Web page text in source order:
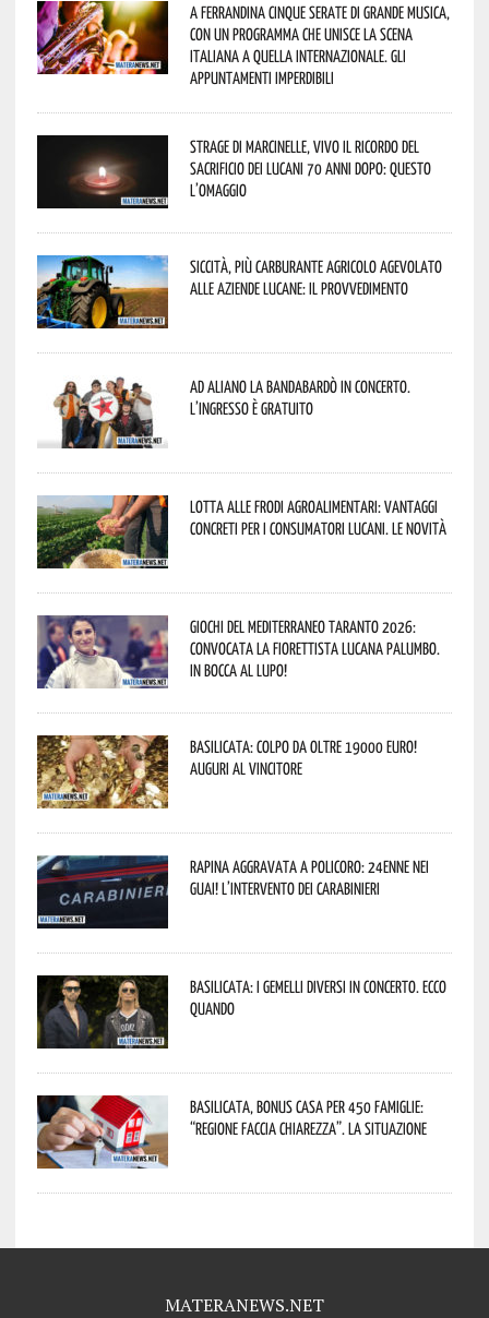
A Ferrandina cinque serate di grande musica,
con un programma che unisce la scena
italiana a quella internazionale. Gli
appuntamenti imperdibili
Strage di Marcinelle, vivo il ricordo del
sacrificio dei lucani 70 anni dopo: questo
l’omaggio
Siccità, più carburante agricolo agevolato
alle aziende lucane: il provvedimento
Ad Aliano la Bandabardò in concerto.
L’ingresso è gratuito
Lotta alle frodi agroalimentari: vantaggi
concreti per i consumatori lucani. Le novità
Giochi del Mediterraneo Taranto 2026:
convocata la fiorettista lucana Palumbo.
In bocca al lupo!
Basilicata: colpo da oltre 19000 Euro!
Auguri al vincitore
Rapina aggravata a Policoro: 24enne nei
guai! L’intervento dei Carabinieri
Basilicata: i Gemelli DiVersi in concerto. Ecco
quando
Basilicata, Bonus casa per 450 famiglie:
“Regione faccia chiarezza”. La situazione
MATERANEWS.NET